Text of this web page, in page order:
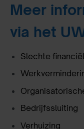
Meer
via het
Slechte
Bedrijfssluiting
Verhuizing